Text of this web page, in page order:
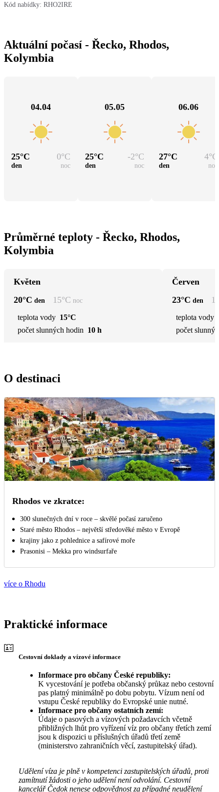
Kód nabídky: RHO2IRE
Aktuální počasí - Řecko, Rhodos,
Kolymbia
04.04
25°C 0°C
den noc
05.05
25°C -2°C
den noc
06.06
27°C 4°C
den noc
Průměrné teploty - Řecko, Rhodos,
Kolymbia
Květen
20°C den 15°C noc
teplota vody 15°C
počet slunných hodin 10 h
Červen
23°C den
teplota vody
počet
O destinaci
Rhodos ve zkratce:
300 slunečných dní v roce – skvělé počasí zaručeno
Staré město Rhodos – největší středověké město v Evropě
krajiny jako z pohlednice a safírové moře
Prasonisi – Mekka pro windsurfaře
více o Rhodu
Praktické informace
Cestovní doklady a vízové informace
Informace pro občany České republiky:
K vycestování je potřeba občanský průkaz nebo cestovní
pas platný minimálně po dobu pobytu. Vízum není od
vstupu České republiky do Evropské unie nutné.
Informace pro občany ostatních zemí:
Údaje o pasových a vízových požadavcích včetně
přibližných lhůt pro vyřízení víz pro občany třetích zemí
jsou k dispozici u příslušných úřadů třetí země
(ministerstvo zahraničních věcí, zastupitelský úřad).
Udělení víza je plně v kompetenci zastupitelských úřadů, proti
zamítnutí žádosti o jeho udělení není odvolání. Cestovní
kancelář Čedok nenese odpovědnost za případné neudělení